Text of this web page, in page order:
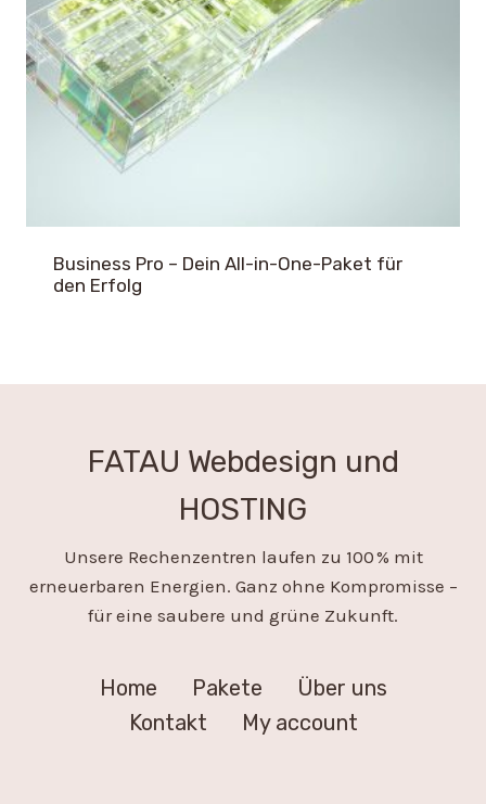
Business Pro – Dein All-in-One-Paket für
den Erfolg
FATAU Webdesign und
HOSTING
Unsere Rechenzentren laufen zu 100 % mit
erneuerbaren Energien. Ganz ohne Kompromisse –
für eine saubere und grüne Zukunft.
Home Pakete
Über uns
Kontakt
My account